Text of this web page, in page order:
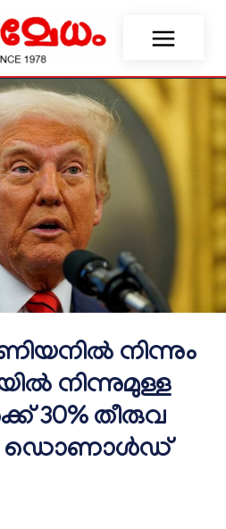
നിന്നും
നിന്നുമുള്ള
30% തീരുവ
ഡൊണാൾഡ്